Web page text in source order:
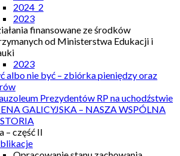
2024_2
2023
finansowane ze środków
od Ministerstwa Edukacji i
2023
albo nie być – zbiórka pieniędzy oraz
Prezydentów RP na uchodźstwie
GALICYJSKA – NASZA WSPÓLNA
– część II